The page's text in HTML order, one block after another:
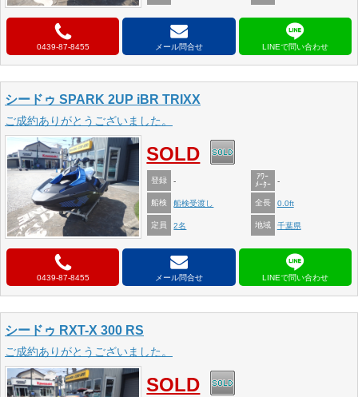
0439-87-8455 メール問合せ
シードゥ SPARK 2UP iBR TRIXX
ご成約ありがとうございました。
SOLD
登録 -
ｱﾜｰ
ﾒｰﾀｰ
-
船検 船検受渡し 全長 0.0ft
定員 2名 地域 千葉県
0439-87-8455 メール問合せ
シードゥ RXT-X 300 RS
ご成約ありがとうございました。
SOLD